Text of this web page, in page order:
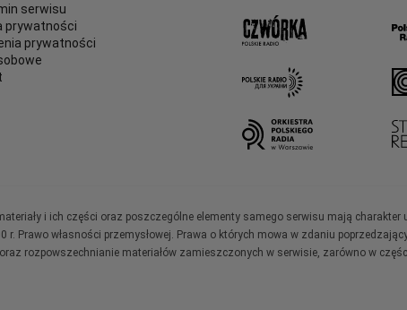
serwisu
prywatności
prywatności
i ich części oraz poszczególne elementy samego serwisu mają
Prawo własności przemysłowej. Prawa o których mowa w zdaniu
rozpowszechnianie materiałów zamieszczonych w serwisie, zarówno w